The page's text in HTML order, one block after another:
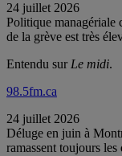
24 juillet 2026
Politique managériale
de la grève est très
Entendu sur Le midi.
98.5fm.ca
24 juillet 2026
Déluge en juin à
ramassent toujours